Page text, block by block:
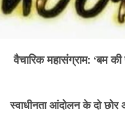
वैचारिक महासंग्राम: ‘बम की
स्वाधीनता आंदोलन के दो छोर